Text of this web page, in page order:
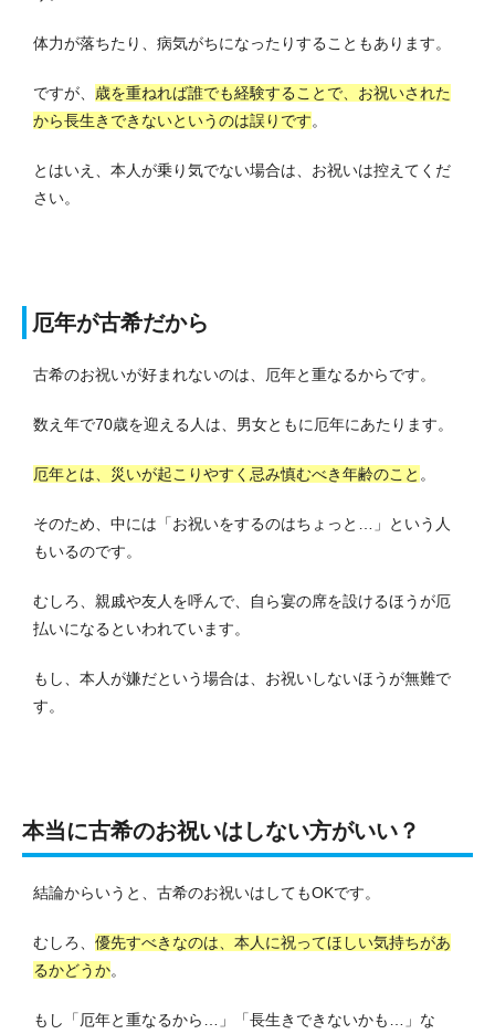
体力が落ちたり、病気がちになったりすることもあります。
ですが、 歳を重ねれば誰でも経験することで、お祝いされた
から長生きできないというのは誤りです。
とはいえ、本人が乗り気でない場合は、お祝いは控えてくだ
さい。
厄年が古希だから
古希のお祝いが好まれないのは、厄年と重なるからです。
数え年で70歳を迎える人は、男女ともに厄年にあたります。
厄年とは、災いが起こりやすく忌み慎むべき年齢のこと 。
そのため、中には「お祝いをするのはちょっと…」という人
もいるのです。
むしろ、親戚や友人を呼んで、自ら宴の席を設けるほうが厄
払いになるといわれています。
もし、本人が嫌だという場合は、お祝いしないほうが無難で
す。
本当に古希のお祝いはしない方がいい？
結論からいうと、古希のお祝いはしてもOKです。
むしろ、 優先すべきなのは、本人に祝ってほしい気持ちがあ
るかどうか。
もし「厄年と重なるから…」「長生きできないかも…」な